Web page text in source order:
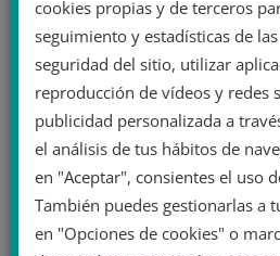
cookies propias y de terceros
seguimiento y estadísticas de
seguridad del sitio, utilizar
reproducción de vídeos y redes
publicidad personalizada a
el análisis de tus hábitos de
en "Aceptar", consientes el uso
También puedes gestionarlas a
en "Opciones de cookies" o